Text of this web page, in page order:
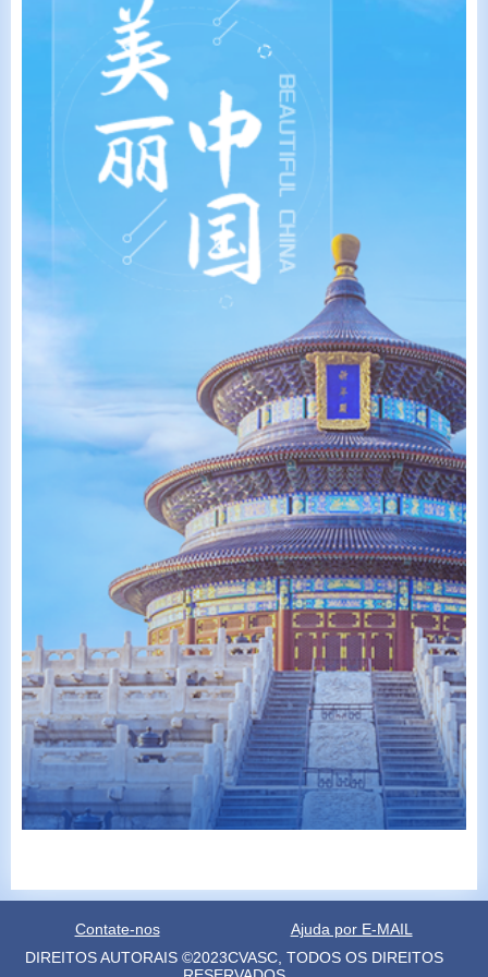
Contate-nos
Ajuda por E-MAIL
DIREITOS AUTORAIS ©2023CVASC, TODOS OS DIREITOS